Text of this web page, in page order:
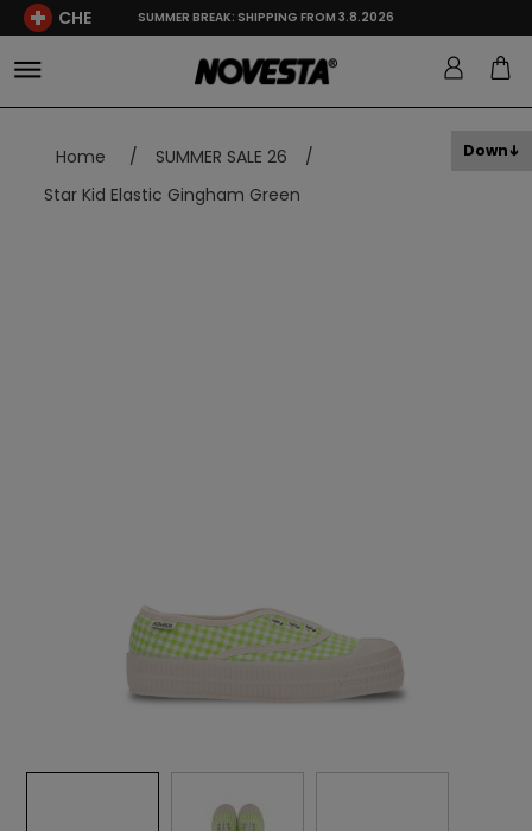
CHE SUMMER BREAK: SHIPPING FROM 3.8.2026
Home / SUMMER SALE 26
/
Star Kid Elastic Gingham Green
Down